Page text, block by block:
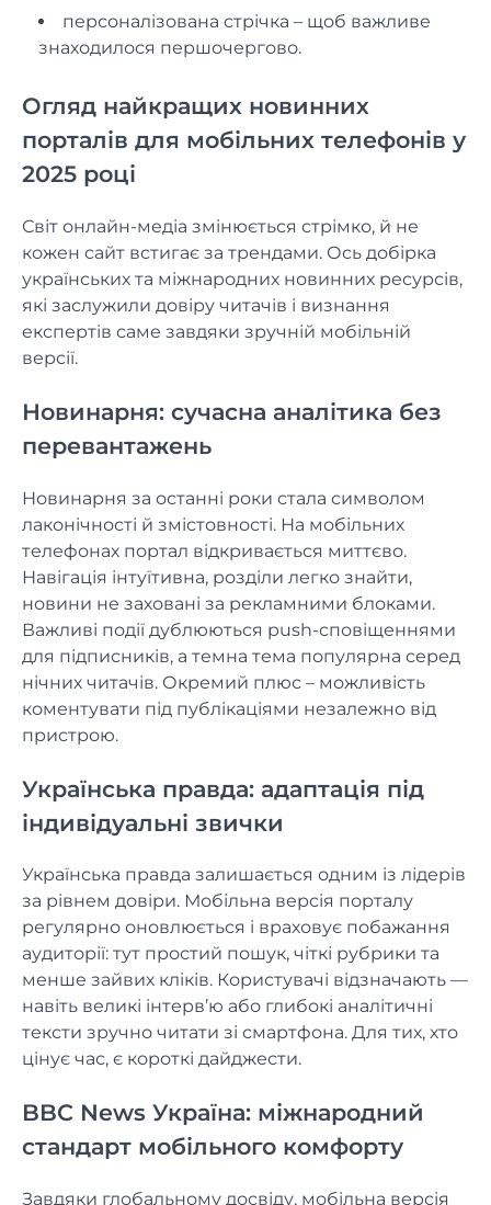
персоналізована стрічка – щоб важливе
знаходилося першочергово.
Огляд найкращих новинних
порталів для мобільних телефонів у
2025 році
Світ онлайн-медіа змінюється стрімко, й не
кожен сайт встигає за трендами. Ось добірка
українських та міжнародних новинних ресурсів,
які заслужили довіру читачів і визнання
експертів саме завдяки зручній мобільній
версії.
Новинарня: сучасна аналітика без
перевантажень
Новинарня за останні роки стала символом
лаконічності й змістовності. На мобільних
телефонах портал відкривається миттєво.
Навігація інтуїтивна, розділи легко знайти,
новини не заховані за рекламними блоками.
Важливі події дублюються push-сповіщеннями
для підписників, а темна тема популярна серед
нічних читачів. Окремий плюс – можливість
коментувати під публікаціями незалежно від
пристрою.
Українська правда: адаптація під
індивідуальні звички
Українська правда залишається одним із лідерів
за рівнем довіри. Мобільна версія порталу
регулярно оновлюється і враховує побажання
аудиторії: тут простий пошук, чіткі рубрики та
менше зайвих кліків. Користувачі відзначають —
навіть великі інтерв’ю або глибокі аналітичні
тексти зручно читати зі смартфона. Для тих, хто
цінує час, є короткі дайджести.
BBC News Україна: міжнародний
стандарт мобільного комфорту
Завдяки глобальному досвіду, мобільна версія